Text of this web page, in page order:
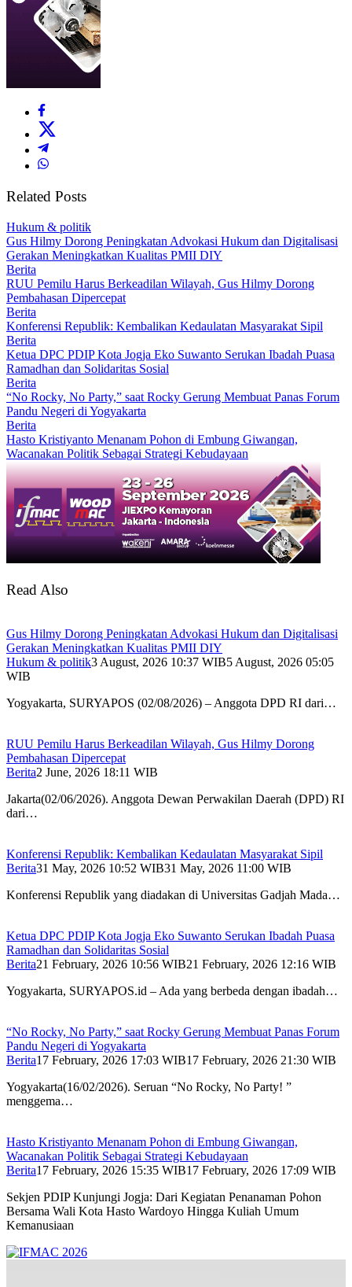
Related Posts
Hukum & politik
Gus Hilmy Dorong Peningkatan Advokasi Hukum dan Digitalisasi
Gerakan Meningkatkan Kualitas PMII DIY
Berita
RUU Pemilu Harus Berkeadilan Wilayah, Gus Hilmy Dorong
Pembahasan Dipercepat
Berita
Konferensi Republik: Kembalikan Kedaulatan Masyarakat Sipil
Berita
Ketua DPC PDIP Kota Jogja Eko Suwanto Serukan Ibadah Puasa
Ramadhan dan Solidaritas Sosial
Berita
“No Rocky, No Party,” saat Rocky Gerung Membuat Panas Forum
Pandu Negeri di Yogyakarta
Berita
Hasto Kristiyanto Menanam Pohon di Embung Giwangan,
Wacanakan Politik Sebagai Strategi Kebudayaan
Read Also
Gus Hilmy Dorong Peningkatan Advokasi Hukum dan Digitalisasi
Gerakan Meningkatkan Kualitas PMII DIY
Hukum & politik3 August, 2026 10:37 WIB5 August, 2026 05:05
WIB
Yogyakarta, SURYAPOS (02/08/2026) – Anggota DPD RI dari…
RUU Pemilu Harus Berkeadilan Wilayah, Gus Hilmy Dorong
Pembahasan Dipercepat
Berita2 June, 2026 18:11 WIB
Jakarta(02/06/2026). Anggota Dewan Perwakilan Daerah (DPD) RI
dari…
Konferensi Republik: Kembalikan Kedaulatan Masyarakat Sipil
Berita31 May, 2026 10:52 WIB31 May, 2026 11:00 WIB
Konferensi Republik yang diadakan di Universitas Gadjah Mada…
Ketua DPC PDIP Kota Jogja Eko Suwanto Serukan Ibadah Puasa
Ramadhan dan Solidaritas Sosial
Berita21 February, 2026 10:56 WIB21 February, 2026 12:16 WIB
Yogyakarta, SURYAPOS.id – Ada yang berbeda dengan ibadah…
“No Rocky, No Party,” saat Rocky Gerung Membuat Panas Forum
Pandu Negeri di Yogyakarta
Berita17 February, 2026 17:03 WIB17 February, 2026 21:30 WIB
Yogyakarta(16/02/2026). Seruan “No Rocky, No Party! ”
menggema…
Hasto Kristiyanto Menanam Pohon di Embung Giwangan,
Wacanakan Politik Sebagai Strategi Kebudayaan
Berita17 February, 2026 15:35 WIB17 February, 2026 17:09 WIB
Sekjen PDIP Kunjungi Jogja: Dari Kegiatan Penanaman Pohon
Bersama Wali Kota Hasto Wardoyo Hingga Kuliah Umum
Kemanusiaan